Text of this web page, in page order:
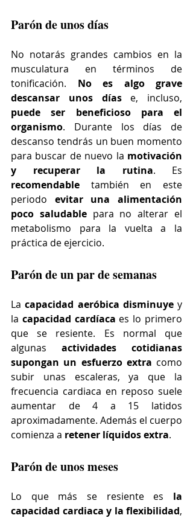
Parón de unos días
No notarás grandes cambios en la
musculatura en términos de
tonificación. No es algo grave
descansar unos días
puede ser beneficioso para el
organismo. Durante los días de
descanso tendrás un buen momento
para buscar de nuevo la motivación
y recuperar la rutina
recomendable también en este
periodo evitar una alimentación
poco saludable para no alterar el
metabolismo para la vuelta a la
práctica de ejercicio.
Parón de un par de semanas
La capacidad aeróbica disminuye y
la capacidad cardíaca es lo primero
que se resiente. Es normal que
algunas actividades cotidianas
supongan un esfuerzo extra como
subir unas escaleras, ya que la
frecuencia cardiaca en reposo suele
aumentar de 4 a 15 latidos
aproximadamente. Además el cuerpo
comienza a retener líquidos extra.
Parón de unos meses
Lo que más se resiente es la
capacidad cardiaca y la flexibilidad,